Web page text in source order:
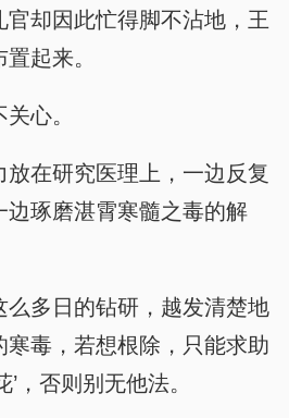
却因此忙得脚不沾地，王
起来。
心。
放在研究医理上，一边反复
边琢磨湛霄寒髓之毒的解
么多日的钻研，越发清楚地
毒，若想根除，只能求助
，否则别无他法。